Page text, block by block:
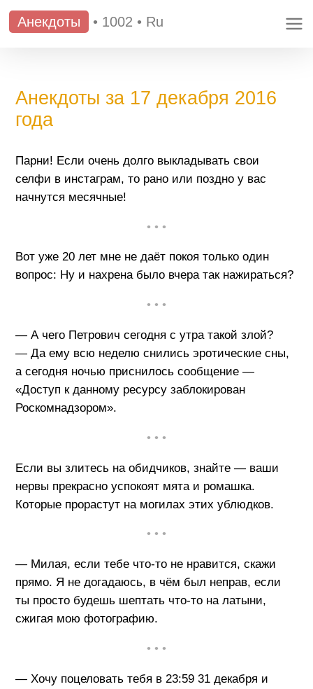
Анекдоты • 1002 • Ru
Анекдоты за 17 декабря 2016
года
Парни! Если очень долго выкладывать свои
селфи в инстаграм, то рано или поздно у вас
начнутся месячные!
• • •
Вот уже 20 лет мне не даёт покоя только один
вопрос: Ну и нахрена было вчера так нажираться?
• • •
— А чего Петрович сегодня с утра такой злой?
— Да ему всю неделю снились эротические сны,
а сегодня ночью приснилось сообщение —
«Доступ к данному ресурсу заблокирован
Роскомнадзором».
• • •
Если вы злитесь на обидчиков, знайте — ваши
нервы прекрасно успокоят мята и ромашка.
Которые прорастут на могилах этих ублюдков.
• • •
— Милая, если тебе что-то не нравится, скажи
прямо. Я не догадаюсь, в чём был неправ, если
ты просто будешь шептать что-то на латыни,
сжигая мою фотографию.
• • •
— Хочу поцеловать тебя в 23:59 31 декабря и